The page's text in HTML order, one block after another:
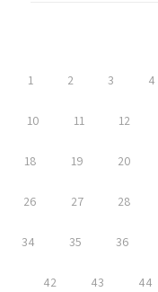
1 2 3 4
10 11 12
18 19 20
26 27 28
34 35 36
42 43 44